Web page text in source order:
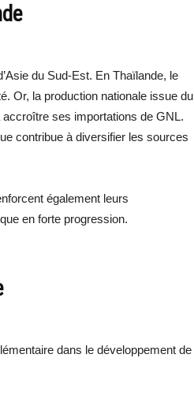
du Sud-Est. En Thaïlande, le
Or, la production nationale issue du
ses importations de GNL.
contribue à diversifier les sources
également leurs
en forte progression.
dans le développement de